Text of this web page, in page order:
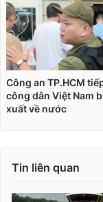
Tin liên quan